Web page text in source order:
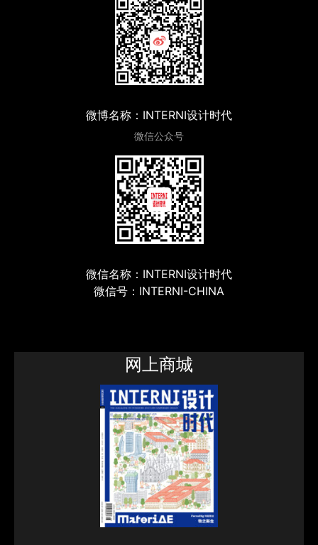
微博名称：INTERNI设计时代
微信公众号
微信名称：INTERNI设计时代
微信号：INTERNI-CHINA
网上商城